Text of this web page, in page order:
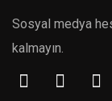
Sosyal medya
kalmayın.